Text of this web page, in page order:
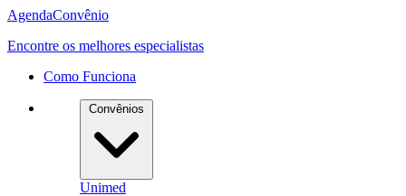
AgendaConvênio
Encontre os melhores especialistas
Como Funciona
Convênios
Unimed